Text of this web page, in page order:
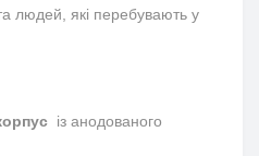
людей, які перебувають у
із анодованого